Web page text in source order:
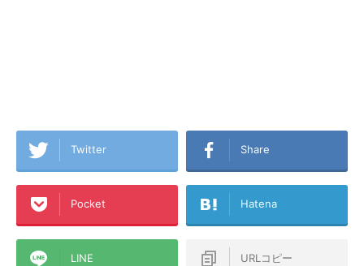
Twitter Share
Pocket Hatena
LINE URLコピー